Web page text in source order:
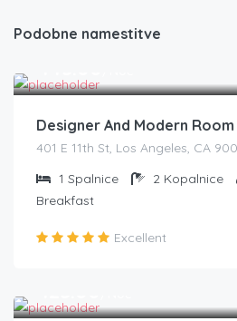
Podobne namestitve
Designer And Modern Room
401 E 11th St, Los Angeles, CA
1 Spalnice 2 Kopalnice
Breakfast
Excellent